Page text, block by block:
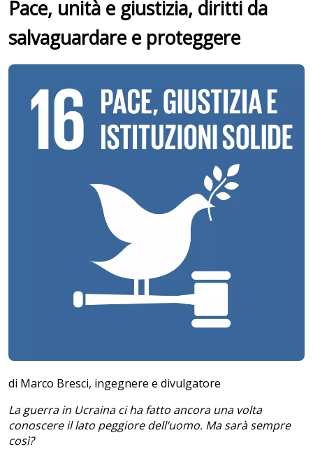
Pace, unità e giustizia, diritti da
salvaguardare e proteggere
di Marco Bresci, ingegnere e divulgatore
La guerra in Ucraina ci ha fatto ancora una volta
conoscere il lato peggiore dell’uomo. Ma sarà sempre
così?